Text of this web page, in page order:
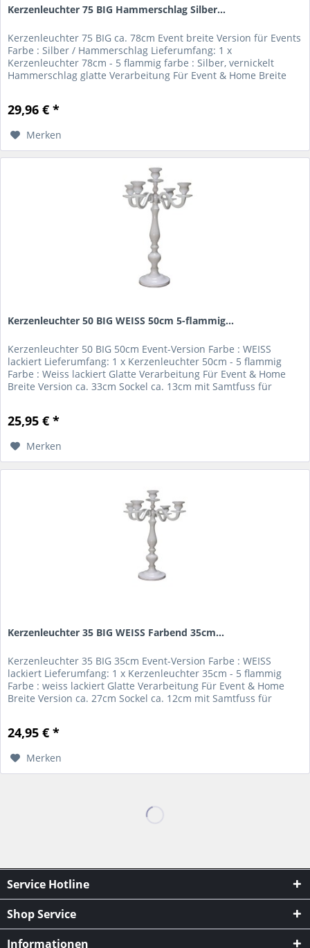
Kerzenleuchter 75 BIG Hammerschlag Silber...
Kerzenleuchter 75 BIG ca. 78cm Event breite Version für Events
Farbe : Silber / Hammerschlag Lieferumfang: 1 x
Kerzenleuchter 78cm - 5 flammig farbe : Silber, vernickelt
Hammerschlag glatte Verarbeitung Für Event & Home Breite
29,96 € *
Merken
Kerzenleuchter 50 BIG WEISS 50cm 5-flammig...
Kerzenleuchter 50 BIG 50cm Event-Version Farbe : WEISS
lackiert Lieferumfang: 1 x Kerzenleuchter 50cm - 5 flammig
Farbe : Weiss lackiert Glatte Verarbeitung Für Event & Home
Breite Version ca. 33cm Sockel ca. 13cm mit Samtfuss für
25,95 € *
Merken
Kerzenleuchter 35 BIG WEISS Farbend 35cm...
Kerzenleuchter 35 BIG 35cm Event-Version Farbe : WEISS
lackiert Lieferumfang: 1 x Kerzenleuchter 35cm - 5 flammig
Farbe : weiss lackiert Glatte Verarbeitung Für Event & Home
Breite Version ca. 27cm Sockel ca. 12cm mit Samtfuss für
24,95 € *
Merken
Service Hotline
Shop Service
Informationen